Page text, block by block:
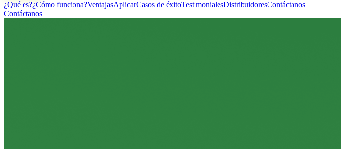
¿Qué es?¿Cómo funciona?VentajasAplicarCasos de éxitoTestimonialesDistribuidoresContáctanos
Contáctanos